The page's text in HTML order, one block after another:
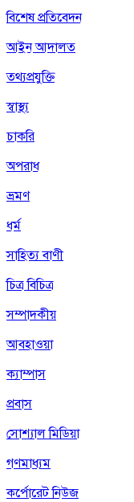
বিশেষ প্রতিবেদন
আইন আদালত
তথ্যপ্রযুক্তি
স্বাস্থ্য
চাকরি
অপরাধ
ভ্রমণ
ধর্ম
সাহিত্য বাণী
চিত্র বিচিত্র
সম্পাদকীয়
আবহাওয়া
ক্যাম্পাস
প্রবাস
সোশ্যাল মিডিয়া
গণমাধ্যম
কর্পোরেট নিউজ